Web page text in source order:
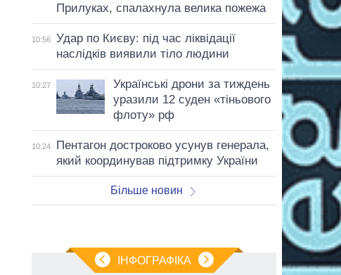
Прилуках, спалахнула велика пожежа
10:56
Удар по Києву: під час ліквідації
наслідків виявили тіло людини
10:27
Українські дрони за тиждень
уразили 12 суден «тіньового
флоту» рф
10:24
Пентагон достроково усунув генерала,
який координував підтримку України
Більше новин
ІНФОГРАФІКА